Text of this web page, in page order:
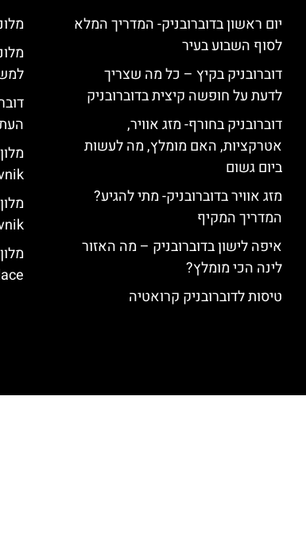
יום ראשון בדוברובניק- המדריך המלא
לסוף השבוע בעיר
דוברובניק בקיץ – כל מה שצריך
לדעת על חופשה קיצית בדוברובניק
דוברובניק בחורף- מזג אוויר,
אטרקציות, האם מומלץ, מה לעשות
ביום גשום
מזג אוויר בדוברובניק- מתי להגיע?
המדריך המקיף
איפה לישון בדוברובניק – מה האזור
לינה הכי מומלץ?
טיסות לדוברובניק קרואטיה
מלונות 3 כוכבים